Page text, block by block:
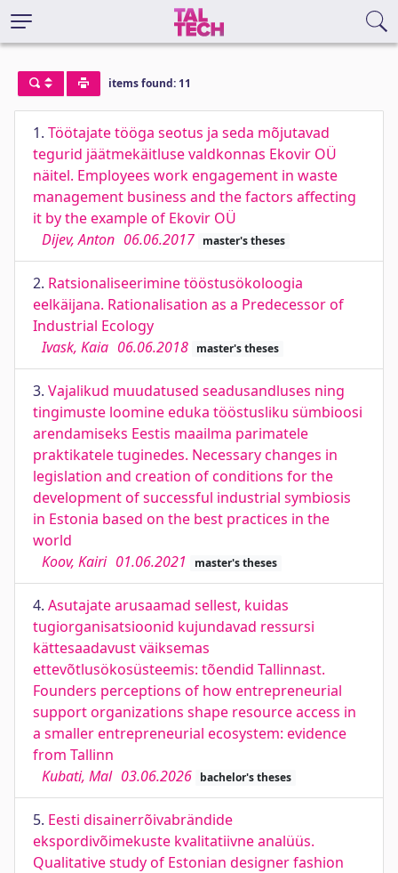
items found: 11
1. Töötajate tööga seotus ja seda mõjutavad
tegurid jäätmekäitluse valdkonnas Ekovir OÜ
näitel. Employees work engagement in waste
management business and the factors affecting
it by the example of Ekovir OÜ
Dijev, Anton 06.06.2017 master's theses
2. Ratsionaliseerimine tööstusökoloogia
eelkäijana. Rationalisation as a Predecessor of
Industrial Ecology
Ivask, Kaia 06.06.2018 master's theses
3. Vajalikud muudatused seadusandluses ning
tingimuste loomine eduka tööstusliku sümbioosi
arendamiseks Eestis maailma parimatele
praktikatele tuginedes. Necessary changes in
legislation and creation of conditions for the
development of successful industrial symbiosis
in Estonia based on the best practices in the
world
Koov, Kairi 01.06.2021 master's theses
4. Asutajate arusaamad sellest, kuidas
tugiorganisatsioonid kujundavad ressursi
kättesaadavust väiksemas
ettevõtlusökosüsteemis: tõendid Tallinnast.
Founders perceptions of how entrepreneurial
support organizations shape resource access in
a smaller entrepreneurial ecosystem: evidence
from Tallinn
Kubati, Mal 03.06.2026 bachelor's theses
5. Eesti disainerrõivabrändide
ekspordivõimekuste kvalitatiivne analüüs.
Qualitative study of Estonian designer fashion